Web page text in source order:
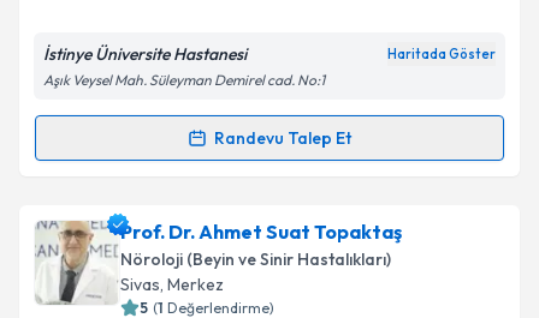
Kişisel verilerimin işlenmesine ilişkin
Metni'ni okudum ve kişisel verilerimin belirtilen
Takvim Talebini Gönder
İstinye Üniversite Hastanesi Haritada Göster
Aşık Veysel Mah. Süleyman Demirel cad. No:1
Randevu Talep Et
Randevu Takvimi Talebi
Prof. Dr. Belma Doğan Güngeniçin randevu
takvimi talebi oluşturun. Size bu uzmandan randevu
almanız için bir takvim hazırlandığında e-posta ile
bilgilendireceğiz.
Prof. Dr. Ahmet Suat Topaktaş
Nöroloji (Beyin ve Sinir Hastalıkları)
Sivas, Merkez
5 (1 Değerlendirme)